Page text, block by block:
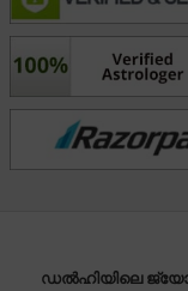
Acharya Harish
experience and
them navigate
ഡൽഹിയിലെ